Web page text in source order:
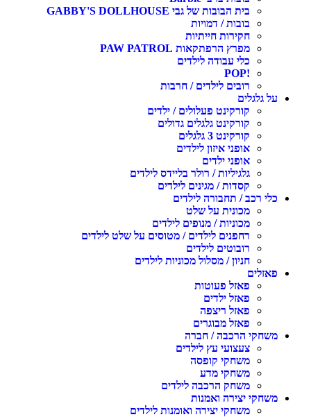
בית הבובות של גבי GABBY'S DOLLHOUSE
בובות / דמויות
חקירות חייתיות
מפרץ הרפתקאות PAW PATROL
כלי עבודה לילדים
!POP
רובים לילדים / חרבות
על גלגלים
קורקינט פעלולים / ילדים
קורקינט גלגלים גדולים
קורקינט 3 גלגלים
אופני איזון לילדים
אופני ילדים
גלגיליות / רולר בליידס לילדים
קסדות / מגינים לילדים
כלי רכב / תחבורה לילדים
מכונית על שלט
מכוניות / מנופים לילדים
רחפנים לילדים / מטוסים על שלט לילדים
רובוטים לילדים
חניון / מסלול מכוניות לילדים
פאזלים
פאזל פעוטות
פאזל ילדים
פאזל ריצפה
פאזל מבוגרים
משחקי הרכבה / חברה
צעצועי עץ לילדים
משחקי קופסה
משחקי מדע
משחק הרכבה לילדים
משחקי יצירה ואמנות
משחקי יצירה ואומנות לילדים